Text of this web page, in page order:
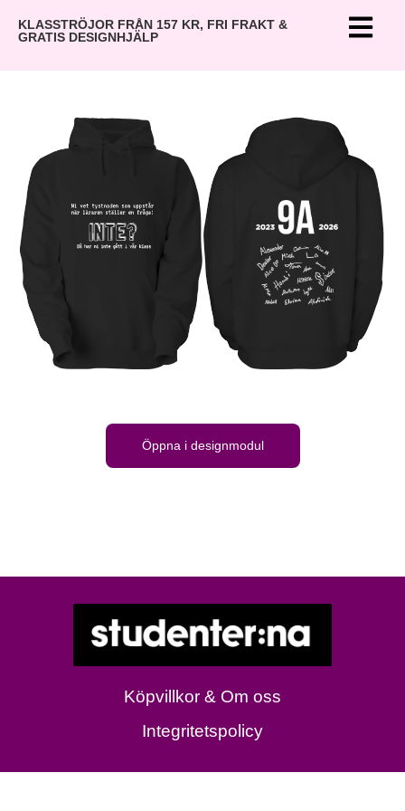
KLASSTRÖJOR FRÅN 157 KR, FRI FRAKT &
GRATIS DESIGNHJÄLP
Öppna i designmodul
Köpvillkor & Om oss
Integritetspolicy